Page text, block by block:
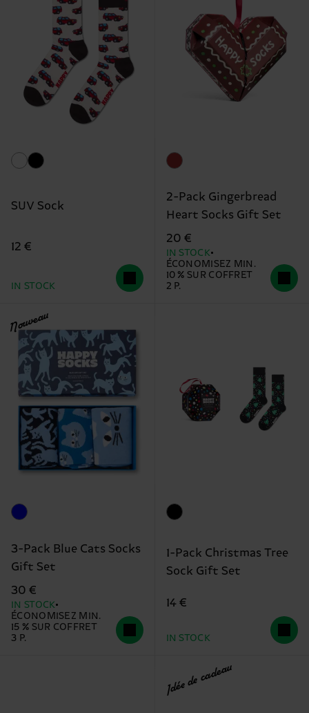
SUV Sock
12 €
IN STOCK
2-Pack Gingerbread
Heart Socks Gift Set
20 €
IN STOCK
ÉCONOMISEZ MIN.
10 % SUR COFFRET
2 P.
Nouveau
3-Pack Blue Cats Socks
Gift Set
30 €
IN STOCK
ÉCONOMISEZ MIN.
15 % SUR COFFRET
3 P.
1-Pack Christmas Tree
Sock Gift Set
14 €
IN STOCK
Idée de cadeau